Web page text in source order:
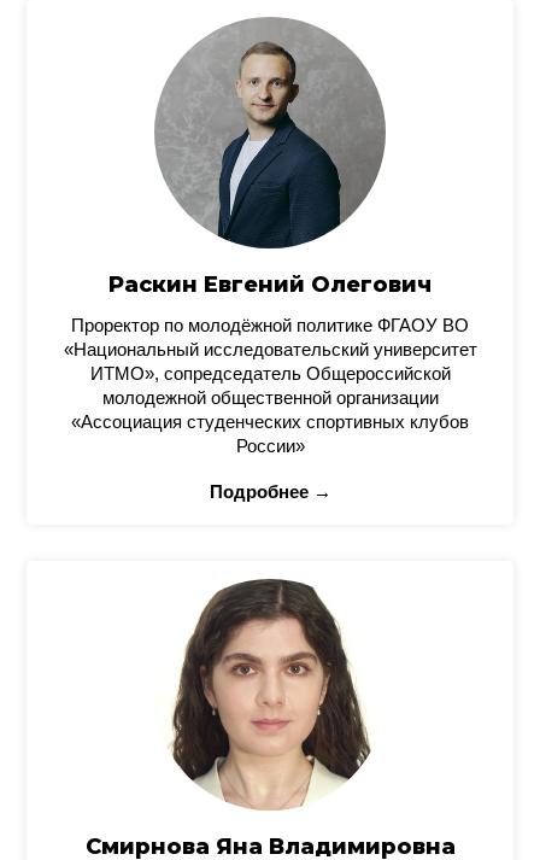
Раскин Евгений Олегович
Проректор по молодёжной политике ФГАОУ ВО
«Национальный исследовательский университет
ИТМО», сопредседатель Общероссийской
молодежной общественной организации
«Ассоциация студенческих спортивных клубов
России»
Подробнее →
Смирнова Яна Владимировна